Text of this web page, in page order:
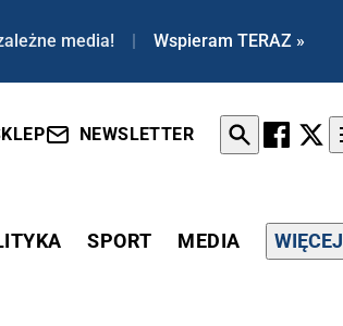
media! | Wspieram TERAZ »
NEWSLETTER
SPORT MEDIA WIĘCEJ